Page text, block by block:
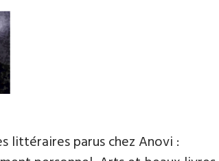
littéraires parus chez Anovi :